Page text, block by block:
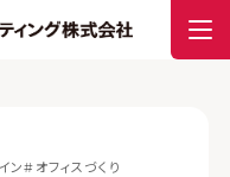
ン#オフィスづくり